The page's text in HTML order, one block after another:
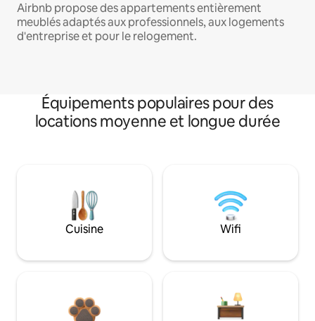
Airbnb propose des appartements entièrement
meublés adaptés aux professionnels, aux logements
d'entreprise et pour le relogement.
Équipements populaires pour des
locations moyenne et longue durée
Cuisine Wifi